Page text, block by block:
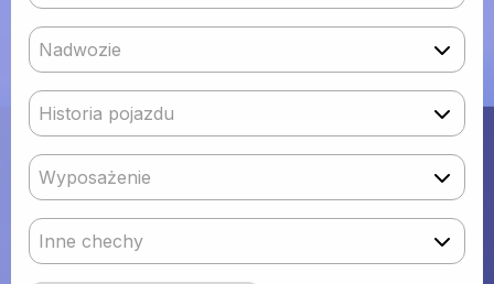
Nadwozie
Historia pojazdu
Wyposażenie
Inne chechy